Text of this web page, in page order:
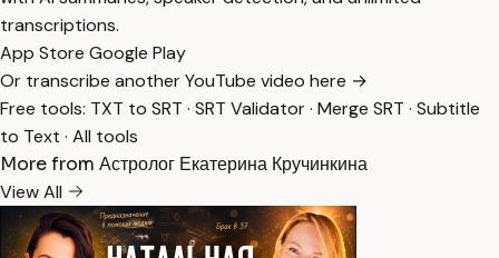
transcriptions.
App Store Google Play
Or transcribe another YouTube video here →
Free tools: TXT to SRT · SRT Validator· Merge SRT · Subtitle
to Text · All tools
More from Астролог Екатерина Кручинкина
View All